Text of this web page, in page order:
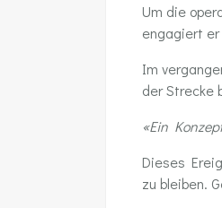
Um die
engagiert
Im
der Strecke
«Ein
Dieses
zu bleiben.